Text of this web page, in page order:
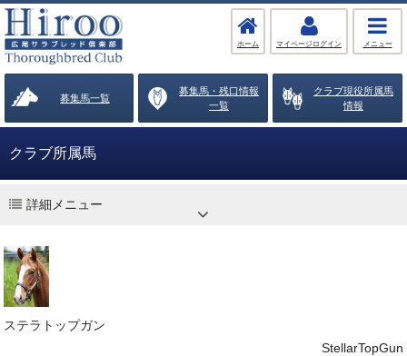
ホーム マイページログイン メニュー
募集馬一覧
募集馬・残口情報
一覧
クラブ現役所属馬
情報
クラブ所属馬
詳細メニュー
ステラトップガン
StellarTopGun